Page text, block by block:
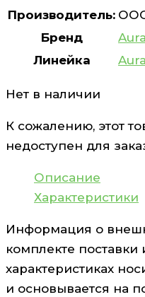
Производитель:
Бренд
Aura
Линейка
Нет в наличии
К сожалению, этот
недоступен для
Описание
Характеристики
Информация о
комплекте поставки
характеристиках
и основывается на